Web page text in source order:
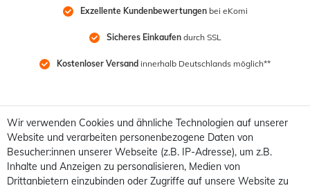
Exzellente Kundenbewertungen bei eKomi
Sicheres Einkaufen durch SSL
Kostenloser Versand innerhalb Deutschlands möglich**
Wir verwenden Cookies und ähnliche Technologien auf unserer
Website und verarbeiten personenbezogene Daten von
Besucher:innen unserer Webseite (z.B. IP-Adresse), um z.B.
Inhalte und Anzeigen zu personalisieren, Medien von
Drittanbietern einzubinden oder Zugriffe auf unsere Website zu